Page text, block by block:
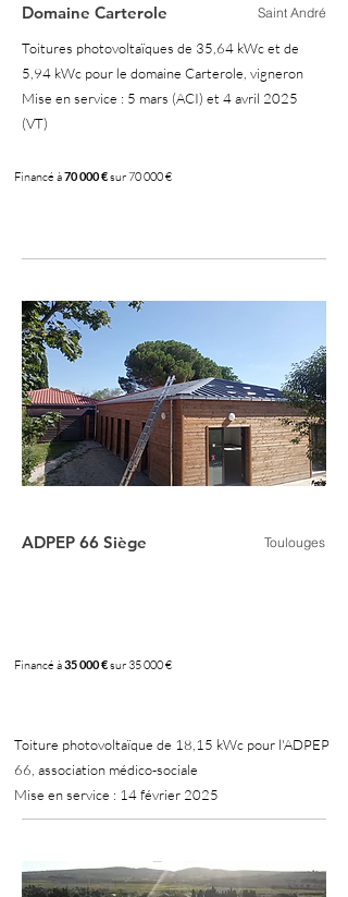
Domaine Carterole Saint André
Toitures photovoltaïques de 35,64 kWc et de
5,94 kWc pour le domaine Carterole, vigneron
Mise en service : 5 mars (ACI) et 4 avril 2025
(VT)
Financé à70 000 €sur 70 000 €
ADPEP 66 Siège Toulouges
Financé à35 000 €sur 35 000 €
Toiture photovoltaïque de 18,15 kWc pour l'ADPEP
66, association médico-sociale
Mise en service : 14 février 2025